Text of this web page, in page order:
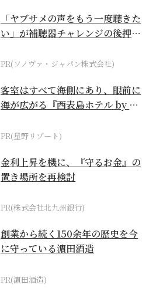
「ヤブサメの声をもう一度聴きた
い」が補聴器チャレンジの後押し
PR(ソノヴァ・ジャパン株式会社)
客室はすべて海側にあり、眼前に
海が広がる『西表島ホテル by 星
PR(星野リゾート)
金利上昇を機に、『守るお金』の
置き場所を再検討
PR(株式会社北九州銀行)
創業から続く150余年の歴史を今
に守っている濵田酒造
PR(濵田酒造)